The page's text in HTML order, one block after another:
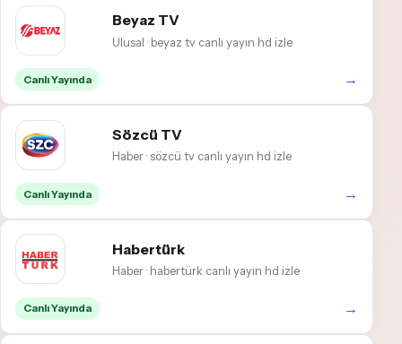
Beyaz TV
Ulusal · beyaz tv canlı yayın hd izle
Canlı Yayında →
Sözcü TV
Haber · sözcü tv canlı yayın hd izle
Canlı Yayında →
Habertürk
Haber · habertürk canlı yayın hd izle
Canlı Yayında →